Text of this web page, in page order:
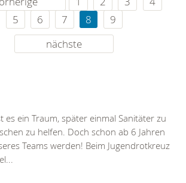
5
6 7 8
9
nächste
es ein Traum, später einmal Sanitäter zu
zu helfen. Doch schon ab 6 Jahren
Teams werden! Beim Jugendrotkreuz